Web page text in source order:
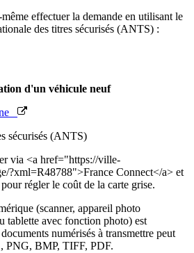
effectuer la demande en utilisant le
des titres sécurisés (ANTS) :
d'un véhicule neuf
sécurisés (ANTS)
via <a href="https://ville-
?xml=R48788">France Connect</a> et
régler le coût de la carte grise.
(scanner, appareil photo
tablette avec fonction photo) est
numérisés à transmettre peut
PNG, BMP, TIFF, PDF.